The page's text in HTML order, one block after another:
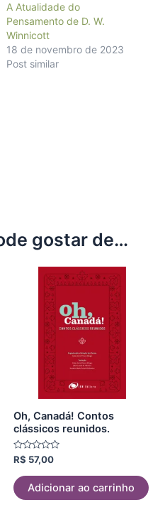
A Atualidade do
Pensamento de D. W.
Winnicott
18 de novembro de 2023
Post similar
gostar de…
Oh, Canadá! Contos
clássicos reunidos.
Avaliação
de
5
R$ 57,00
Adicionar ao carrinho